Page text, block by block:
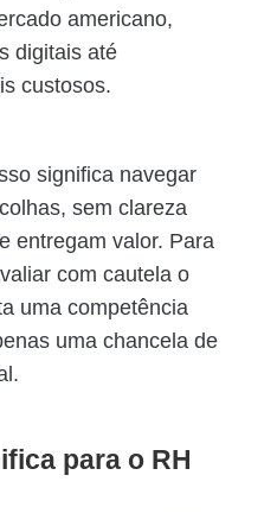
americano,
digitais até
custosos.
significa navegar
sem clareza
entregam valor. Para
com cautela o
uma competência
uma chancela de
para o RH